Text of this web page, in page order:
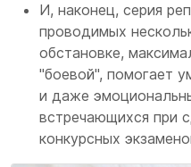
И, наконец, серия
проводимых
обстановке,
"боевой", помогает
и даже
встречающихся при
конкурсных